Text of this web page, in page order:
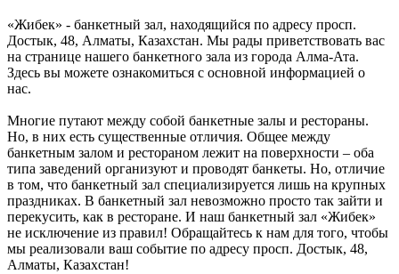
«Жибек» - банкетный зал, находящийся по адресу просп.
Достык, 48, Алматы, Казахстан. Мы рады приветствовать вас
на странице нашего банкетного зала из города Алма-Ата.
Здесь вы можете ознакомиться с основной информацией о
нас.
Многие путают между собой банкетные залы и рестораны.
Но, в них есть существенные отличия. Общее между
банкетным залом и рестораном лежит на поверхности – оба
типа заведений организуют и проводят банкеты. Но, отличие
в том, что банкетный зал специализируется лишь на крупных
праздниках. В банкетный зал невозможно просто так зайти и
перекусить, как в ресторане. И наш банкетный зал «Жибек»
не исключение из правил! Обращайтесь к нам для того, чтобы
мы реализовали ваш событие по адресу просп. Достык, 48,
Алматы, Казахстан!